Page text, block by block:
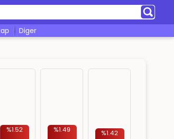
rap diger
%1.52 %1.49 %1.42